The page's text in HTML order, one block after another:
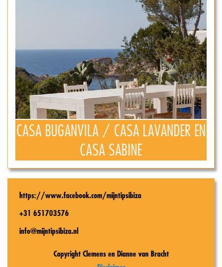
CASA BUGANVILA / CASA LAVANDER EN
CASA SABINE
https://www.facebook.com/mijntipsibiza
+31 651703576
info@mijntipsibiza.nl
Copyright Clemens en Dianne van Bracht